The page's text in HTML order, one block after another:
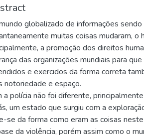
globalizado de informações
muitas coisas mudaram, o
a promoção dos direitos
das organizações mundiais para
e exercidos da forma correta
notoriedade e espaço.
a polícia não foi diferente,
um estado que surgiu com a
se da forma como eram as coisas
da violência, porém assim como o